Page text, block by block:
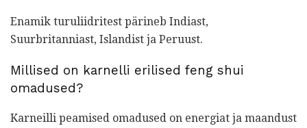
Enamik turuliidritest pärineb Indiast,
Suurbritanniast, Islandist ja Peruust.
Millised on karnelli erilised feng shui
omadused?
Karneilli peamised omadused on energiat ja maandust